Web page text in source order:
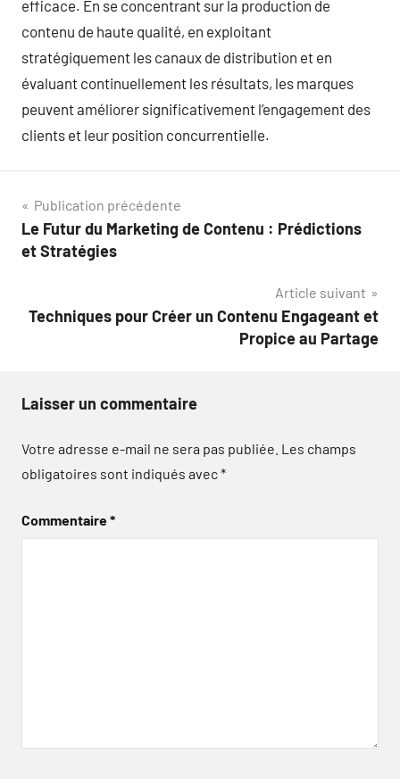
efficace. En se concentrant sur la production de
contenu de haute qualité, en exploitant
stratégiquement les canaux de distribution et en
évaluant continuellement les résultats, les marques
peuvent améliorer significativement l’engagement des
clients et leur position concurrentielle.
Navigation
de
Publication précédente
Le Futur du Marketing de Contenu : Prédictions
et Stratégies
Article suivant
Techniques pour Créer un Contenu Engageant et
Propice au Partage
Laisser un commentaire
Votre adresse e-mail ne sera pas publiée. Les champs
obligatoires sont indiqués avec*
Commentaire*